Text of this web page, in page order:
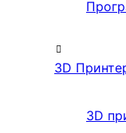
3D
3D